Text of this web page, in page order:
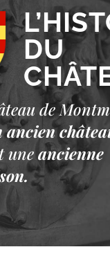
DU
de
ancien
une ancienne